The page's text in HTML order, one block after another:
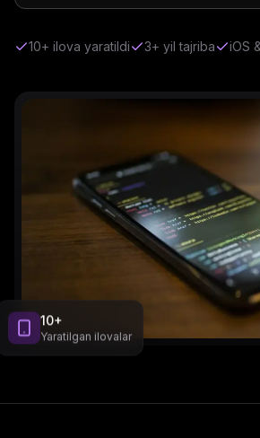
10+ ilova yaratildi 3+ yil tajriba iOS
10+
Yaratilgan ilovalar